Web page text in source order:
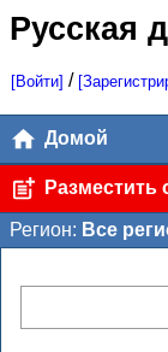
Русская
[Войти] /
Домой
Разместить
Регион: Все